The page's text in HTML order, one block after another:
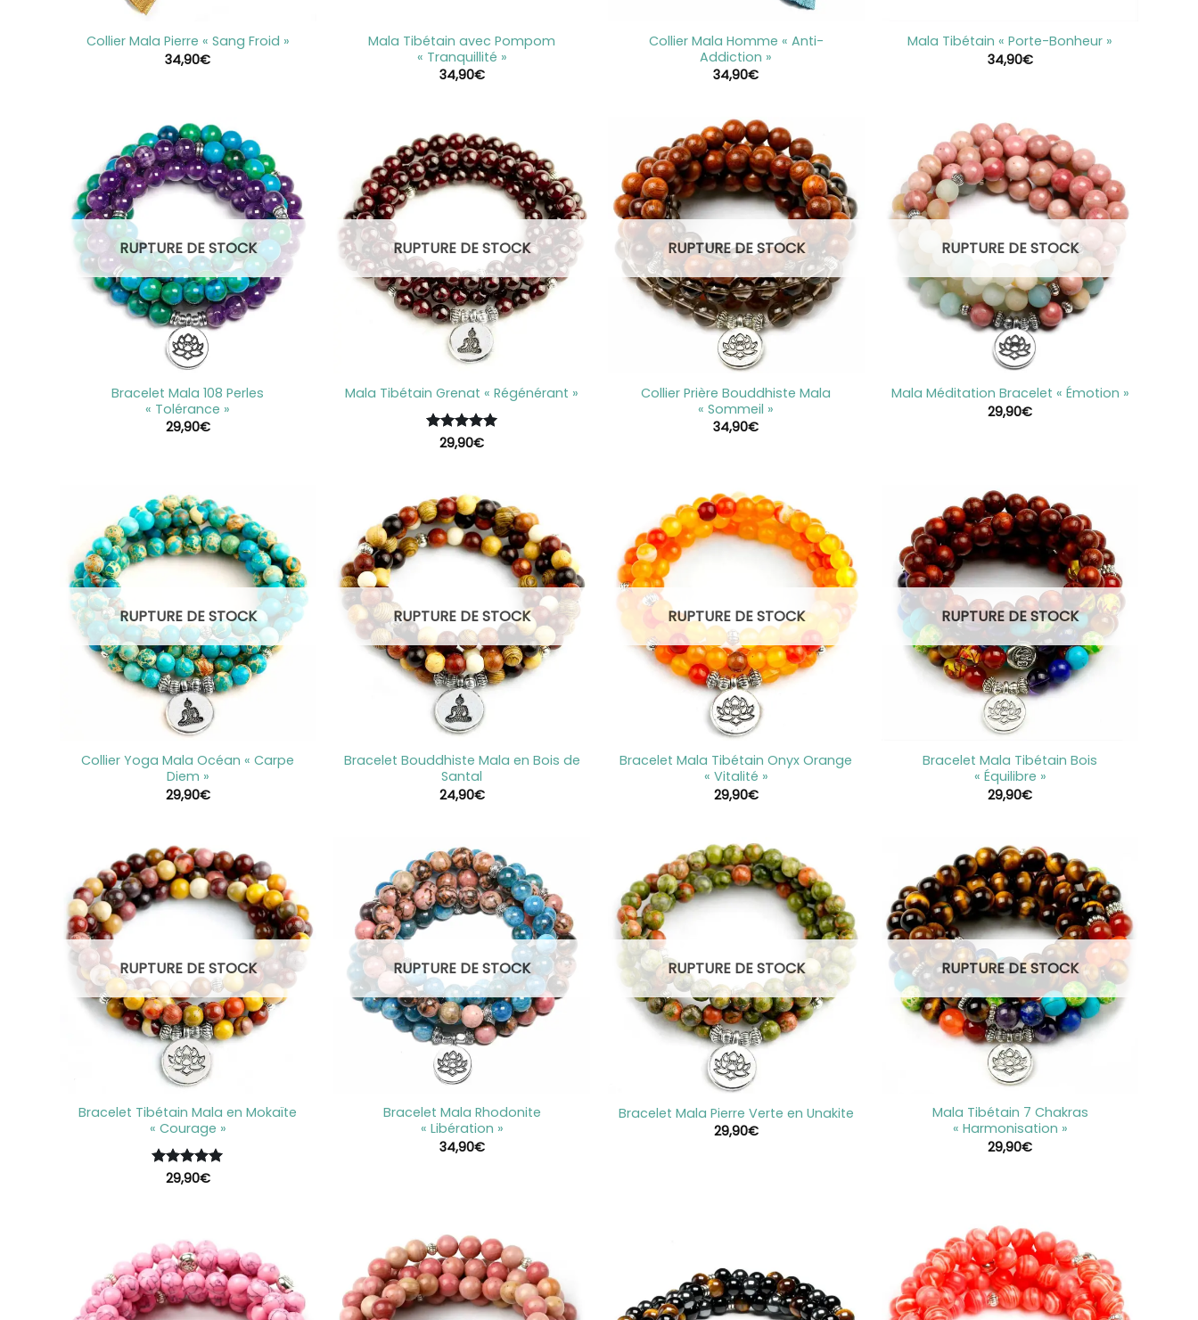
Collier Mala Pierre « Sang Froid »
34,90€
Mala Tibétain avec Pompom
« Tranquillité »
34,90€
Collier Mala Homme « Anti-
Addiction »
34,90€
Mala Tibétain « Porte-Bonheur »
34,90€
RUPTURE DE STOCK
Bracelet Mala 108 Perles
« Tolérance »
29,90€
RUPTURE DE STOCK
Mala Tibétain Grenat « Régénérant »
Note5sur
29,90€
RUPTURE DE STOCK
Collier Prière Bouddhiste Mala
« Sommeil »
34,90€
RUPTURE DE STOCK
Mala Méditation Bracelet « Émotion »
29,90€
RUPTURE DE STOCK
Collier Yoga Mala Océan « Carpe
Diem »
29,90€
RUPTURE DE STOCK
Bracelet Bouddhiste Mala en Bois de
Santal
24,90€
RUPTURE DE STOCK
Bracelet Mala Tibétain Onyx Orange
« Vitalité »
29,90€
RUPTURE DE STOCK
Bracelet Mala Tibétain Bois
« Équilibre »
29,90€
RUPTURE DE STOCK
Bracelet Tibétain Mala en Mokaïte
« Courage »
Note5sur
29,90€
RUPTURE DE STOCK
Bracelet Mala Rhodonite
« Libération »
34,90€
RUPTURE DE STOCK
Bracelet Mala Pierre Verte en Unakite
29,90€
RUPTURE DE STOCK
Mala Tibétain 7 Chakras
« Harmonisation »
29,90€